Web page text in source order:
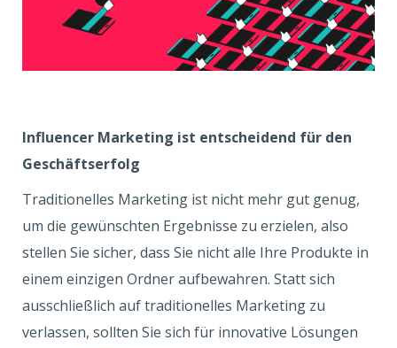
Influencer Marketing ist entscheidend für den
Geschäftserfolg
Traditionelles Marketing ist nicht mehr gut genug,
um die gewünschten Ergebnisse zu erzielen, also
stellen Sie sicher, dass Sie nicht alle Ihre Produkte in
einem einzigen Ordner aufbewahren. Statt sich
ausschließlich auf traditionelles Marketing zu
verlassen, sollten Sie sich für innovative Lösungen